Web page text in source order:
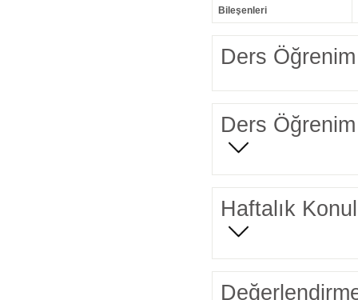
Bileşenleri
Ders Öğrenim
Ders Öğrenim
Haftalık